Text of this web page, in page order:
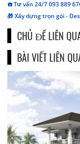
☎️ Tư vấn 24/7 093 889
🎁 Xây dựng trọn gói -
CHỦ ĐỀ LIÊN
BÀI VIẾT LIÊN